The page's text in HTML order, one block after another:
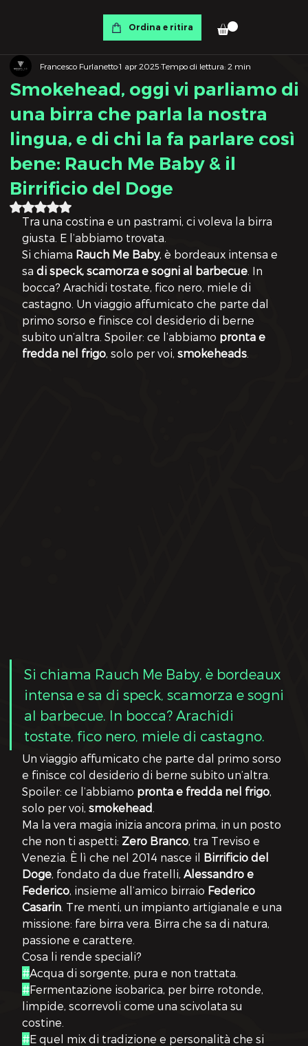
Ordina e ritira
Smokehead, oggi vi parliamo di
una birra che parla la nostra
lingua, e di chi la fa parlare così
bene: Rauch Me Baby & il
Birrificio del Doge
Francesco Furlanetto1 apr 2025Tempo di lettura: 2 min
Valutazione NaN stelle su 5.
Tra una costina e un pastrami, ci voleva la birra
giusta. E l’abbiamo trovata.
Si chiama Rauch Me Baby, è bordeaux intensa e
sa di speck, scamorza e sogni al barbecue. In
bocca? Arachidi tostate, fico nero, miele di
castagno. Un viaggio affumicato che parte dal
primo sorso e finisce col desiderio di berne
subito un’altra. Spoiler: ce l’abbiamo pronta e
fredda nel frigo, solo per voi, smokeheads.
Si chiama Rauch Me Baby, è bordeaux
intensa e sa di speck, scamorza e sogni
al barbecue. In bocca? Arachidi
tostate, fico nero, miele di castagno.
Un viaggio affumicato che parte dal primo sorso
e finisce col desiderio di berne subito un’altra.
Spoiler: ce l’abbiamo pronta e fredda nel frigo,
solo per voi, smokehead
Ma la vera magia inizia ancora prima, in un posto
che non ti aspetti: Zero Branco, tra Treviso e
Venezia. È lì che nel 2014 nasce il Birrificio del
Doge, fondato da due fratelli, Alessandro e
Federico, insieme all’amico birraio Federico
Casarin. Tre menti, un impianto artigianale e una
missione: fare birra vera. Birra che sa di natura,
passione e carattere.
Cosa li rende speciali?
#Acqua di sorgente, pura e non trattata.
#Fermentazione isobarica, per birre rotonde,
limpide, scorrevoli come una scivolata su
costine.
#E quel mix di tradizione e personalità che si